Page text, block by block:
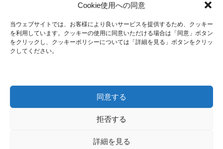
Cookie使用への同意
当ウェブサイトでは、お客様により良いサービスを提供するため、クッキー
を利用しています。クッキーの使用に同意いただける場合は「同意」ボタン
をクリックし、クッキーポリシーについては「詳細を見る」ボタンをクリッ
クしてください。
同意する
拒否する
詳細を見る
COMPANY
会社情報
SERVICE
サービス一覧
CONTACT